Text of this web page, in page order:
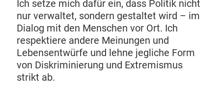
Ich setze mich dafür ein, dass Politik nicht
nur verwaltet, sondern gestaltet wird – im
Dialog mit den Menschen vor Ort. Ich
respektiere andere Meinungen und
Lebensentwürfe und lehne jegliche Form
von Diskriminierung und Extremismus
strikt ab.